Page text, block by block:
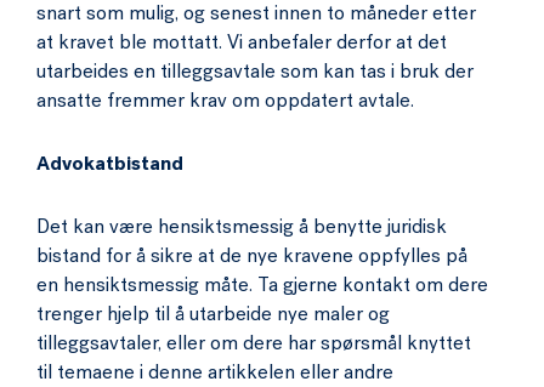
snart som mulig, og senest innen to måneder etter
at kravet ble mottatt. Vi anbefaler derfor at det
utarbeides en tilleggsavtale som kan tas i bruk der
ansatte fremmer krav om oppdatert avtale.
Advokatbistand
Det kan være hensiktsmessig å benytte juridisk
bistand for å sikre at de nye kravene oppfylles på
en hensiktsmessig måte. Ta gjerne kontakt om dere
trenger hjelp til å utarbeide nye maler og
tilleggsavtaler, eller om dere har spørsmål knyttet
til temaene i denne artikkelen eller andre